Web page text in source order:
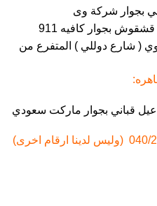
بجوار شركة وى
بجوار كافيه 911
( شارع دوللي ) المتفرع من